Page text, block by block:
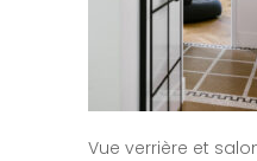
Vue verrière et